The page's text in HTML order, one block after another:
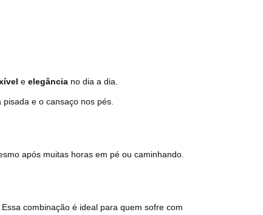
e elegância no dia a dia.
e o cansaço nos pés.
após muitas horas em pé ou caminhando.
combinação é ideal para quem sofre com